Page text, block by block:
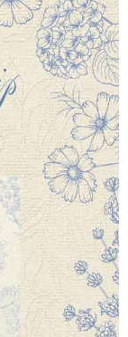
同意方可使用
本公司不負相關責
戶狀況，依本公司即
本公司將視審查結果
現惡意使用之情形，
採取法律行動。